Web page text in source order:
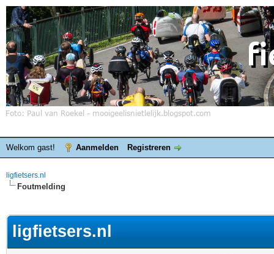
Welkom gast! Aanmelden Registreren
ligfietsers.nl
Foutmelding
ligfietsers.nl